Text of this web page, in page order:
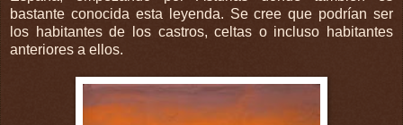
bastante conocida esta leyenda. Se cree que podrían ser
los habitantes de los castros, celtas o incluso habitantes
anteriores a ellos.